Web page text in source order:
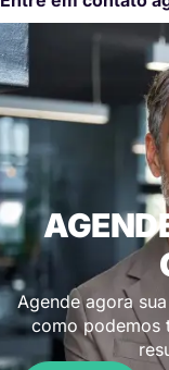
Agende agora
como podemos